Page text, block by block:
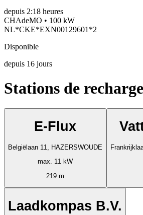
depuis 2:18 heures
CHAdeMO • 100 kW
NL*CKE*EXN00129601*2
Disponible
depuis 16 jours
Stations de
E-Flux
Belgiëlaan 11, HAZERSWOUDE
max. 11 kW
219 m
Laadkompas B.V.